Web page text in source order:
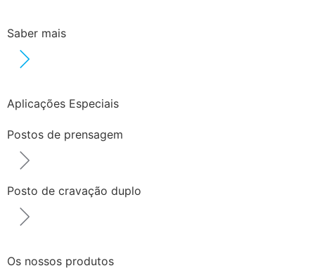
Saber mais
Aplicações Especiais
Postos de prensagem
Posto de cravação duplo
Os nossos produtos